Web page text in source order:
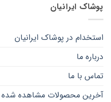
محصول
انتخاب
پوشاک ایرانیان
استخدام در پوشاک ایرانیان
درباره ما
تماس با ما
آخرین محصولات مشاهده شده